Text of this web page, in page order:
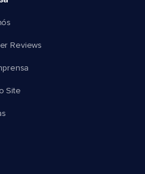
Reviews
Site